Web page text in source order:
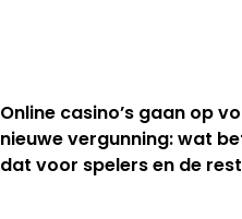
Online casino’s gaan op
nieuwe vergunning: wat
dat voor spelers en de